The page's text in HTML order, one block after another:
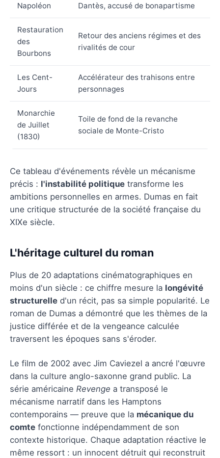
Napoléon
Dantès, accusé de bonapartisme
Restauration
des
Bourbons
Retour des anciens régimes et des
rivalités de cour
Les Cent-
Jours
Accélérateur des trahisons entre
personnages
Monarchie
de Juillet
(1830)
Toile de fond de la revanche
sociale de Monte-Cristo
Ce tableau d'événements révèle un mécanisme
précis : l'instabilité politique transforme les
ambitions personnelles en armes. Dumas en fait
une critique structurée de la société française du
XIXe siècle.
L'héritage culturel du roman
Plus de 20 adaptations cinématographiques en
moins d'un siècle : ce chiffre mesure la longévité
structurelle d'un récit, pas sa simple popularité. Le
roman de Dumas a démontré que les thèmes de la
justice différée et de la vengeance calculée
traversent les époques sans s'éroder.
Le film de 2002 avec Jim Caviezel a ancré l'œuvre
dans la culture anglo-saxonne grand public. La
série américaine Revenge a transposé le
mécanisme narratif dans les Hamptons
contemporains — preuve que la mécanique du
comte fonctionne indépendamment de son
contexte historique. Chaque adaptation réactive le
même ressort : un innocent détruit qui reconstruit